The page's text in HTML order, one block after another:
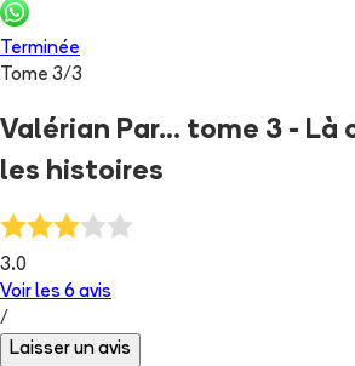
Terminée
Tome 3/3
Valérian Par... tome 3 - Là
les histoires
3.0
Voir les 6 avis
/
Laisser un avis